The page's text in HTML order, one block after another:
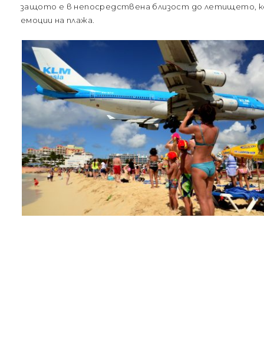
защото е в непосредствена близост до летището,
емоции на плажа.